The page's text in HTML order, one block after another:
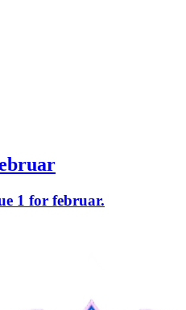
1 for februar.